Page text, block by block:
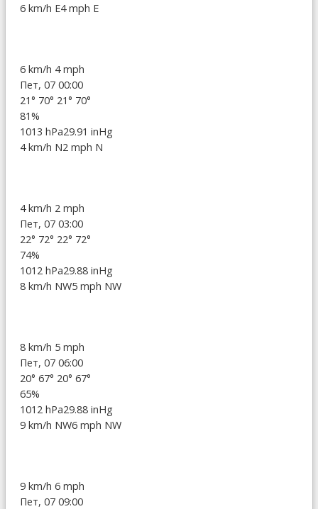
6 km/h E4 mph E
6 km/h 4 mph
Пет, 07 00:00
21° 70° 21° 70°
81%
1013 hPa29.91 inHg
4 km/h N2 mph N
4 km/h 2 mph
Пет, 07 03:00
22° 72° 22° 72°
74%
1012 hPa29.88 inHg
8 km/h NW5 mph NW
8 km/h 5 mph
Пет, 07 06:00
20° 67° 20° 67°
65%
1012 hPa29.88 inHg
9 km/h NW6 mph NW
9 km/h 6 mph
Пет, 07 09:00